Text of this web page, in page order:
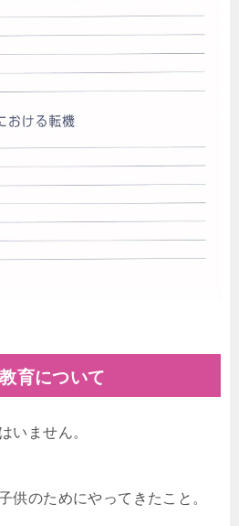
育について
いません。
供のためにやってきたこと。